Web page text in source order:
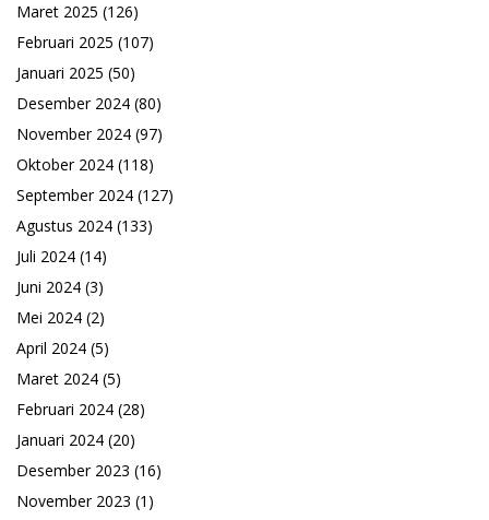
Maret 2025 (126)
Februari 2025 (107)
Januari 2025 (50)
Desember 2024 (80)
November 2024 (97)
Oktober 2024 (118)
September 2024 (127)
Agustus 2024 (133)
Juli 2024 (14)
Juni 2024 (3)
Mei 2024 (2)
April 2024 (5)
Maret 2024 (5)
Februari 2024 (28)
Januari 2024 (20)
Desember 2023 (16)
November 2023 (1)